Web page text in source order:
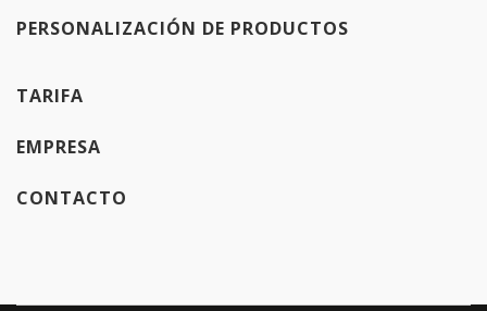
PERSONALIZACIÓN DE PRODUCTOS
TARIFA
EMPRESA
CONTACTO